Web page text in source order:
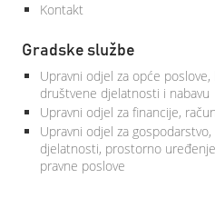
Kontakt
Gradske službe
Upravni odjel za opće
društvene djelatnosti i nabavu
Upravni odjel za financije,
Upravni odjel za
djelatnosti, prostorno
pravne poslove